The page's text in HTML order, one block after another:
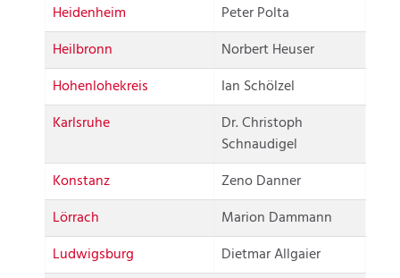
Heidenheim
Peter Polta
Heilbronn
Norbert Heuser
Hohenlohekreis
Ian Schölzel
Karlsruhe
Dr. Christoph
Schnaudigel
Konstanz
Zeno Danner
Lörrach
Marion Dammann
Ludwigsburg
Dietmar Allgaier